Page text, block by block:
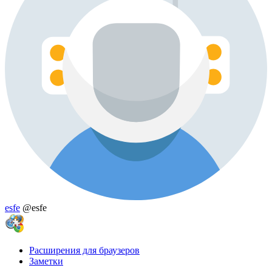
esfe @esfe
Расширения для браузеров
Заметки